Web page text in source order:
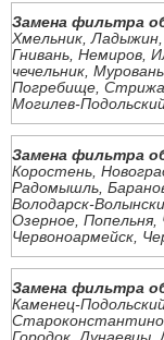
Замена фильтра
Хмельник, Ладыжин,
Гнивань, Немиров,
чечельник,
Погребище,
Могилев-
Замена фильтра
Коростень,
Радомышль,
Володарск-
Озерное, Попельня,
Червоноармейск,
Замена фильтра
Каменец-